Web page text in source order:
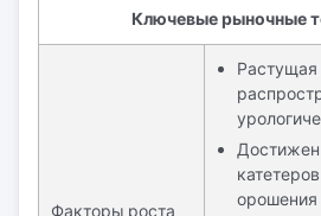
Ключевые рыночные
Факторы роста
Растущая
орошения